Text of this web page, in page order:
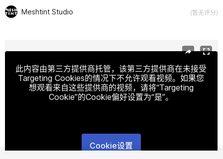
Meshtint Studio (暂无评分)
此内容由第三方提供商托管，该第三方提供商在未接受
Targeting Cookies的情况下不允许观看视频。如果您
想观看来自这些提供商的视频，请将“Targeting
Cookie”的Cookie偏好设置为“是”。
Cookie设置